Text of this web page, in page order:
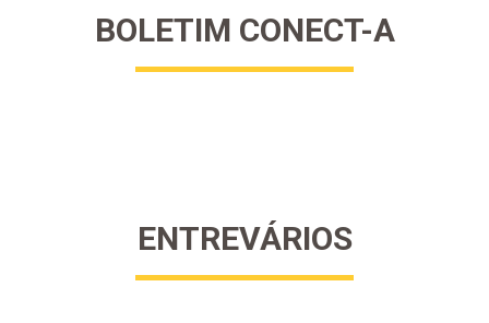
BOLETIM CONECT-A
ENTREVÁRIOS